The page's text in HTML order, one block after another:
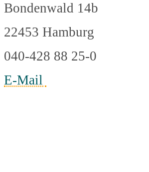
Bondenwald 14b
22453 Hamburg
040-428 88 25-0
E-Mail